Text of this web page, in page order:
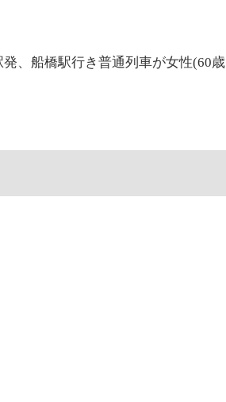
、船橋駅行き普通列車が女性(60歳